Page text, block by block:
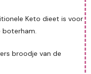
Keto dieet is voor
boterham.
broodje van de